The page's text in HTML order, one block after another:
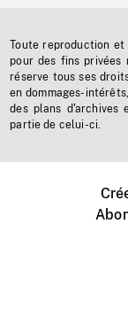
Toute reproduction
pour des fins privées
réserve tous ses
en dommages-
des plans
partie de celui-ci.